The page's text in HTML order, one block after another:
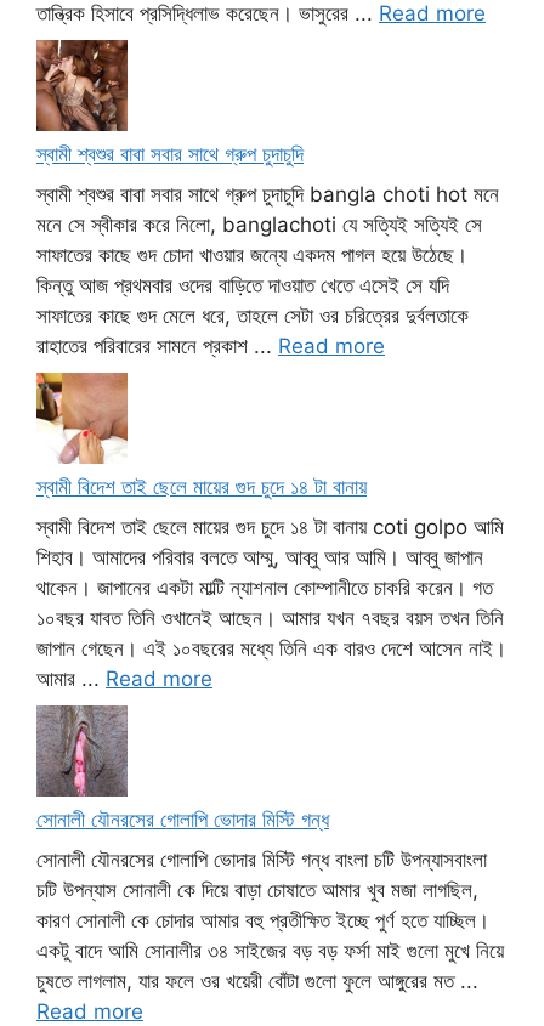
তান্ত্রিক হিসাবে প্রসিদ্ধিলাভ করেছেন। ভাসুরের ... Read more
স্বামী শ্বশুর বাবা সবার সাথে গ্রুপ চুদাচুদি
স্বামী শ্বশুর বাবা সবার সাথে গ্রুপ চুদাচুদি bangla choti hot মনে
মনে সে স্বীকার করে নিলো, banglachoti যে সত্যিই সত্যিই সে
সাফাতের কাছে গুদ চোদা খাওয়ার জন্যে একদম পাগল হয়ে উঠেছে।
কিন্তু আজ প্রথমবার ওদের বাড়িতে দাওয়াত খেতে এসেই সে যদি
সাফাতের কাছে গুদ মেলে ধরে, তাহলে সেটা ওর চরিত্রের দুর্বলতাকে
রাহাতের পরিবারের সামনে প্রকাশ ... Read more
স্বামী বিদেশ তাই ছেলে মায়ের গুদ চুদে ১৪ টা বানায়
স্বামী বিদেশ তাই ছেলে মায়ের গুদ চুদে ১৪ টা বানায় coti golpo আমি
শিহাব। আমাদের পরিবার বলতে আম্মু, আব্বু আর আমি। আব্বু জাপান
থাকেন। জাপানের একটা মাল্টি ন্যাশনাল কোম্পানীতে চাকরি করেন। গত
১০বছর যাবত তিনি ওখানেই আছেন। আমার যখন ৭বছর বয়স তখন তিনি
জাপান গেছেন। এই ১০বছরের মধ্যে তিনি এক বারও দেশে আসেন নাই।
আমার ... Read more
সোনালী যৌনরসের গোলাপি ভোদার মিস্টি গন্ধ
সোনালী যৌনরসের গোলাপি ভোদার মিস্টি গন্ধ বাংলা চটি উপন্যাসবাংলা
চটি উপন্যাস সোনালী কে দিয়ে বাড়া চোষাতে আমার খুব মজা লাগছিল,
কারণ সোনালী কে চোদার আমার বহু প্রতীক্ষিত ইচ্ছে পুর্ণ হতে যাচ্ছিল।
একটু বাদে আমি সোনালীর ৩৪ সাইজের বড় বড় ফর্সা মাই গুলো মুখে নিয়ে
চুষতে লাগলাম, যার ফলে ওর খয়েরী বোঁটা গুলো ফুলে আঙ্গুরের মত ...
Read more